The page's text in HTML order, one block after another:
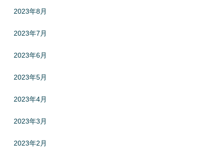
2023年8月
2023年7月
2023年6月
2023年5月
2023年4月
2023年3月
2023年2月